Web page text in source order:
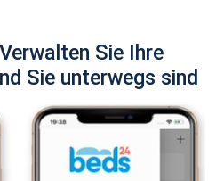
Sie Ihre
Sie unterwegs sind